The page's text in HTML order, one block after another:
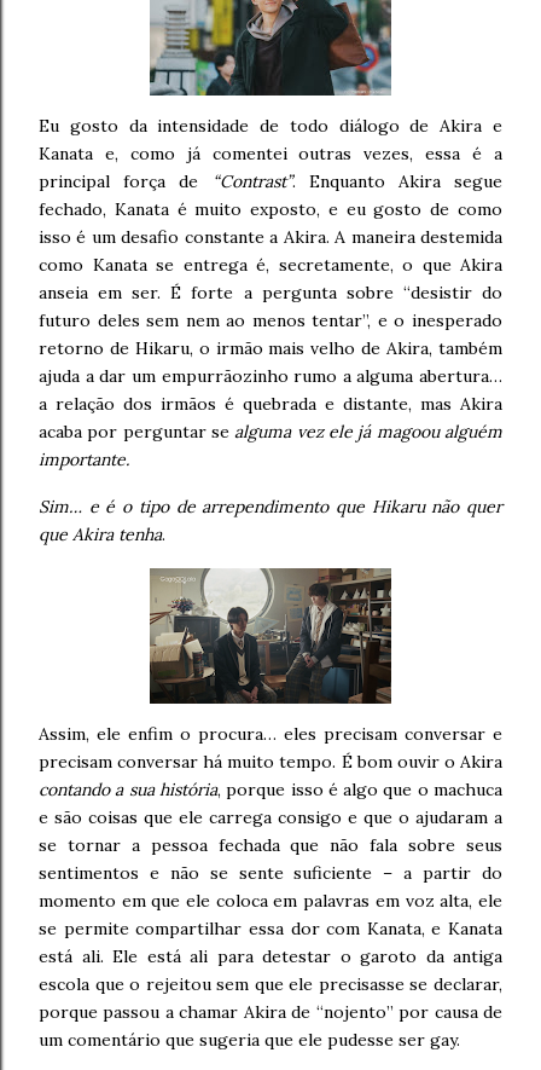
Eu gosto da intensidade de todo diálogo de Akira e
Kanata e, como já comentei outras vezes, essa é a
principal força de
“Contrast”. Enquanto Akira segue
fechado, Kanata é muito exposto, e eu gosto de como
isso é um desafio constante a Akira. A maneira destemida
como Kanata se entrega é, secretamente, o que Akira
anseia em ser. É forte a pergunta sobre “desistir do
futuro deles sem nem ao menos tentar”, e o inesperado
retorno de Hikaru, o irmão mais velho de Akira, também
ajuda a dar um empurrãozinho rumo a alguma abertura…
a relação dos irmãos é quebrada e distante, mas Akira
acaba por perguntar sealguma vez ele já magoou alguém
importante.
Sim… e é o tipo de arrependimento que Hikaru não quer
que Akira tenha.
Assim, ele enfim o procura… eles precisam conversar e
precisam conversar há muito tempo. É bom ouvir o Akira
contando a sua história, porque isso é algo que o machuca
e são coisas que ele carrega consigo e que o ajudaram a
se tornar a pessoa fechada que não fala sobre seus
sentimentos e não se sente suficiente – a partir do
momento em que ele coloca em palavras em voz alta, ele
se permite compartilhar essa dor com Kanata, e Kanata
está ali. Ele está ali para detestar o garoto da antiga
escola que o rejeitou sem que ele precisasse se declarar,
porque passou a chamar Akira de “nojento” por causa de
um comentário que sugeria que ele pudesse ser gay.